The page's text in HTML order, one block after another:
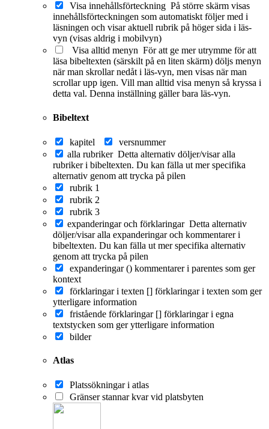
Visa innehållsförteckning På större skärm visas
innehållsförteckningen som automatiskt följer med i
läsningen och visar aktuell rubrik på höger sida i läs-
vyn (visas aldrig i mobilvyn)
Visa alltid menyn För att ge mer utrymme för att
läsa bibeltexten (särskilt på en liten skärm) döljs menyn
när man skrollar nedåt i läs-vyn, men visas när man
scrollar upp igen. Vill man alltid visa menyn så kryssa i
detta val. Denna inställning gäller bara läs-vyn.
Bibeltext
kapitel
versnummer
alla rubriker Detta alternativ döljer/visar alla
rubriker i bibeltexten. Du kan fälla ut mer specifika
alternativ genom att trycka på pilen
rubrik 1
rubrik 2
rubrik 3
expanderingar och förklaringar Detta alternativ
döljer/visar alla expanderingar och kommentarer i
bibeltexten. Du kan fälla ut mer specifika alternativ
genom att trycka på pilen
expanderingar () kommentarer i parentes som ger
kontext
förklaringar i texten [] förklaringar i texten som ger
ytterligare information
fristående förklaringar [] förklaringar i egna
textstycken som ger ytterligare information
bilder
Atlas
Platssökningar i atlas
Gränser stannar kvar vid platsbyten